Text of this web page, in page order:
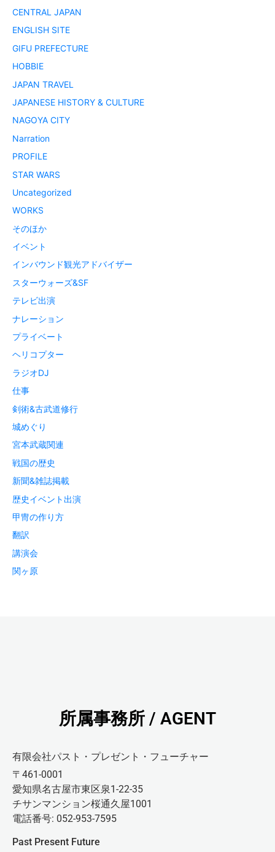
CENTRAL JAPAN
ENGLISH SITE
GIFU PREFECTURE
HOBBIE
JAPAN TRAVEL
JAPANESE HISTORY & CULTURE
NAGOYA CITY
Narration
PROFILE
STAR WARS
Uncategorized
WORKS
そのほか
イベント
インバウンド観光アドバイザー
スターウォーズ&SF
テレビ出演
ナレーション
プライベート
ヘリコプター
ラジオDJ
仕事
剣術&古武道修行
城めぐり
宮本武蔵関連
戦国の歴史
新聞&雑誌掲載
歴史イベント出演
甲冑の作り方
翻訳
講演会
関ヶ原
所属事務所 / AGENT
有限会社パスト・プレゼント・フューチャー
〒461-0001
愛知県名古屋市東区泉1-22-35
チサンマンション桜通久屋1001
電話番号: 052-953-7595
Past Present Future